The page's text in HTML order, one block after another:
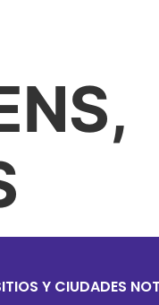
Y CIUDADES